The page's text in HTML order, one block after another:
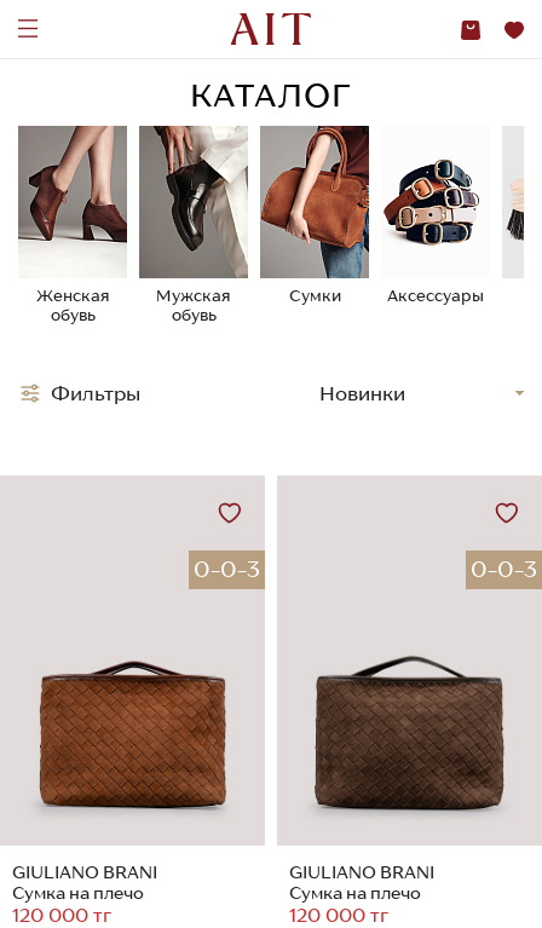
КАТАЛОГ
Женская
обувь
Мужская
обувь
Сумки Аксессуары
0-0-3
GIULIANO BRANI
Сумка на плечо
120 000 тг
0-0-3
GIULIANO BRANI
Сумка на плечо
120 000 тг
Фильтры